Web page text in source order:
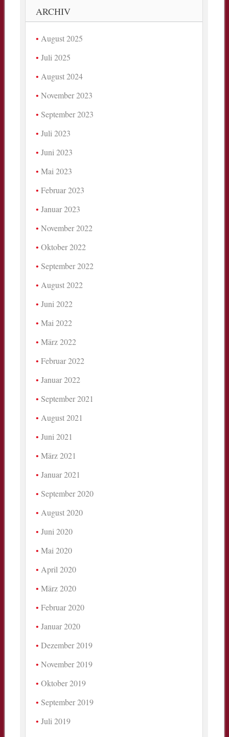
ARCHIV
August 2025
Juli 2025
August 2024
November 2023
September 2023
Juli 2023
Juni 2023
Mai 2023
Februar 2023
Januar 2023
November 2022
Oktober 2022
September 2022
August 2022
Juni 2022
Mai 2022
März 2022
Februar 2022
Januar 2022
September 2021
August 2021
Juni 2021
März 2021
Januar 2021
September 2020
August 2020
Juni 2020
Mai 2020
April 2020
März 2020
Februar 2020
Januar 2020
Dezember 2019
November 2019
Oktober 2019
September 2019
Juli 2019